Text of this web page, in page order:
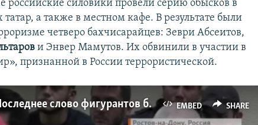
российские силовики провели серию обысков в
а также в местном кафе. В результате были
четверо бахчисарайцев: Зеври Абсеитов,
и Энвер Мамутов. Их обвинили в участии в
признанной в России террористической.
EMBED SHARE
В ожидании приговора. Последнее слово фигурантов бахчисарайского «дела Хизб ут-Тахрир» (видео)